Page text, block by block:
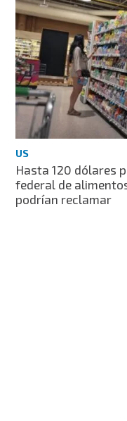
US
Hasta 120 dólares
federal de
podrían reclamar